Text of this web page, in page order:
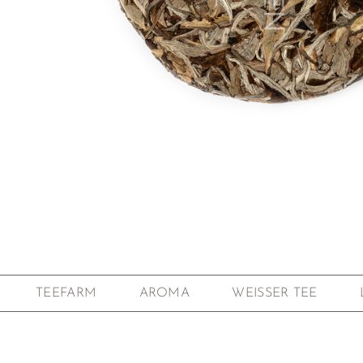
Zum Anfang der Bildgalerie springen
TEEFARM AROMA WEISSER TEE